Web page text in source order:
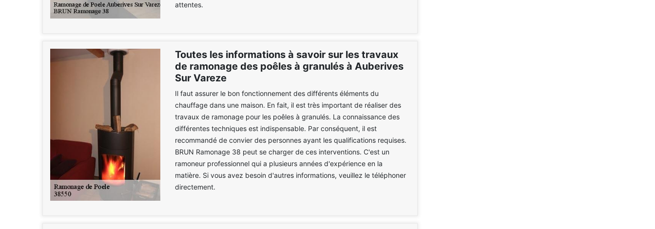
attentes.
Toutes les informations à savoir sur les travaux
de ramonage des poêles à granulés à Auberives
Sur Vareze
Il faut assurer le bon fonctionnement des différents éléments du
chauffage dans une maison. En fait, il est très important de réaliser des
travaux de ramonage pour les poêles à granulés. La connaissance des
différentes techniques est indispensable. Par conséquent, il est
recommandé de convier des personnes ayant les qualifications requises.
BRUN Ramonage 38 peut se charger de ces interventions. C'est un
ramoneur professionnel qui a plusieurs années d'expérience en la
matière. Si vous avez besoin d'autres informations, veuillez le téléphoner
directement.